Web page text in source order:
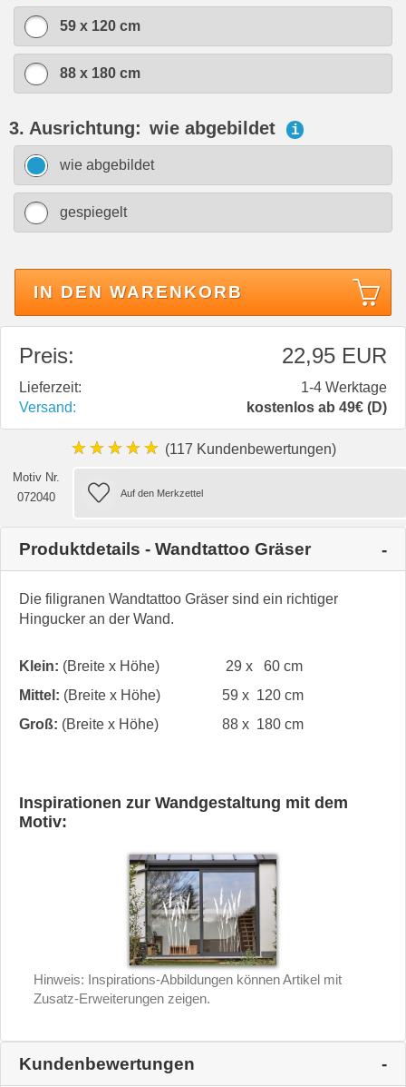
59 x 120 cm
88 x 180 cm
3. Ausrichtung: wie abgebildet i
wie abgebildet
gespiegelt
IN DEN WARENKORB
Preis: 22,95 EUR
Lieferzeit:
1-4 Werktage
Versand:
kostenlos ab 49€ (D)
★★★★★ (117 Kundenbewertungen)
Motiv Nr.
072040
Produktdetails - Wandtattoo Gräser
Die filigranen Wandtattoo Gräser sind ein richtiger
Hingucker an der Wand.
Klein: (Breite x Höhe)
29 x 60 cm
Mittel: (Breite x Höhe)
59 x 120 cm
Groß: (Breite x Höhe) 88 x 180 cm
Inspirationen zur Wandgestaltung mit dem
Motiv:
Hinweis: Inspirations-Abbildungen können Artikel mit
Zusatz-Erweiterungen zeigen.
Kundenbewertungen